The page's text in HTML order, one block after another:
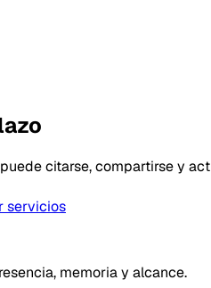
citarse, compartirse y
servicios
memoria y alcance.